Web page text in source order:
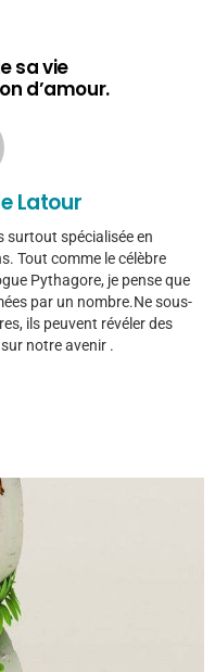
sa vie
d’amour.
Latour
surtout spécialisée en
Tout comme le célèbre
Pythagore, je pense que
par un nombre.Ne sous-
ils peuvent révéler des
notre avenir .